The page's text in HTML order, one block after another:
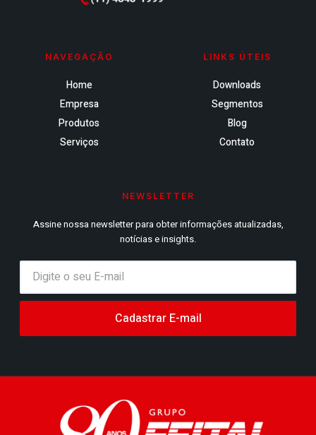
NAVEGAÇÃO
Home
Empresa
Produtos
Serviços
LINKS ÚTEIS
Downloads
Segmentos
Blog
Contato
NEWSLETTER
Assine nossa newsletter para obter informações atualizadas,
notícias e insights.
Cadastrar E-mail